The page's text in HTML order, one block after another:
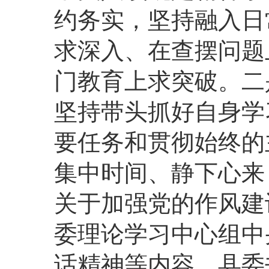
约务实，坚持融入
求深入、在查摆问
门教育上求突破。
坚持带头抓好自身
要任务和贯彻始终
集中时间、静下心
关于加强党的作风
委理论学习中心组